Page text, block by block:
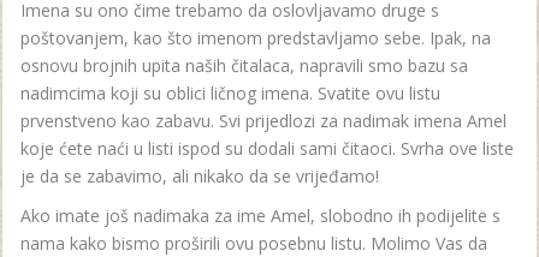
Imena su ono čime trebamo da oslovljavamo druge s
poštovanjem, kao što imenom predstavljamo sebe. Ipak, na
osnovu brojnih upita naših čitalaca, napravili smo bazu sa
nadimcima koji su oblici ličnog imena. Svatite ovu listu
prvenstveno kao zabavu. Svi prijedlozi za nadimak imena Amel
koje ćete naći u listi ispod su dodali sami čitaoci. Svrha ove liste
je da se zabavimo, ali nikako da se vrijeđamo!
Ako imate još nadimaka za ime Amel, slobodno ih podijelite s
nama kako bismo proširili ovu posebnu listu. Molimo Vas da